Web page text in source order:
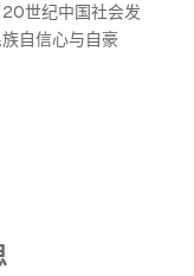
世纪中国社会发
自信心与自豪